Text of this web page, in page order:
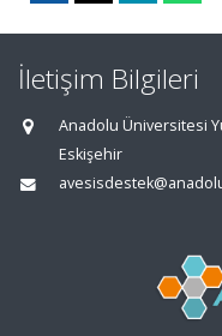
İletişim Bilgileri
Anadolu Üniversitesi
Eskişehir